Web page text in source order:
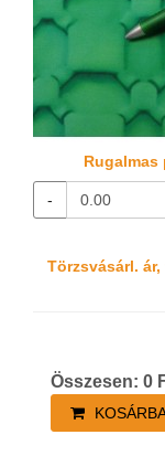
Rugalmas
-
Törzsvásárl.
Összesen: 0